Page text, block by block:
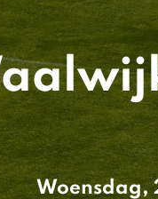
Woensdag,